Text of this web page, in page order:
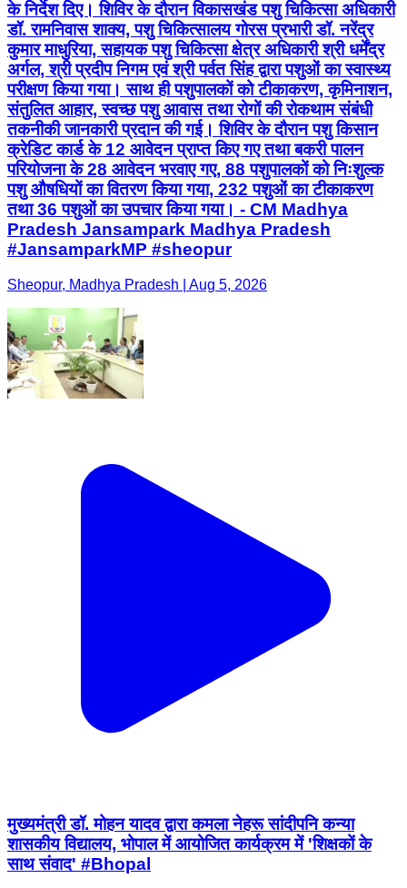
के निर्देश दिए। शिविर के दौरान विकासखंड पशु चिकित्सा अधिकारी
डॉ. रामनिवास शाक्य, पशु चिकित्सालय गोरस प्रभारी डॉ. नरेंद्र
कुमार माधुरिया, सहायक पशु चिकित्सा क्षेत्र अधिकारी श्री धर्मेंद्र
अर्गल, श्री प्रदीप निगम एवं श्री पर्वत सिंह द्वारा पशुओं का स्वास्थ्य
परीक्षण किया गया। साथ ही पशुपालकों को टीकाकरण, कृमिनाशन,
संतुलित आहार, स्वच्छ पशु आवास तथा रोगों की रोकथाम संबंधी
तकनीकी जानकारी प्रदान की गई। शिविर के दौरान पशु किसान
क्रेडिट कार्ड के 12 आवेदन प्राप्त किए गए तथा बकरी पालन
परियोजना के 28 आवेदन भरवाए गए, 88 पशुपालकों को निःशुल्क
पशु औषधियों का वितरण किया गया, 232 पशुओं का टीकाकरण
तथा 36 पशुओं का उपचार किया गया। - CM Madhya
Pradesh Jansampark Madhya Pradesh
#JansamparkMP #sheopur
Sheopur, Madhya Pradesh | Aug 5, 2026
मुख्यमंत्री डॉ. मोहन यादव द्वारा कमला नेहरू सांदीपनि कन्या
शासकीय विद्यालय, भोपाल में आयोजित कार्यक्रम में 'शिक्षकों के
साथ संवाद' #Bhopal